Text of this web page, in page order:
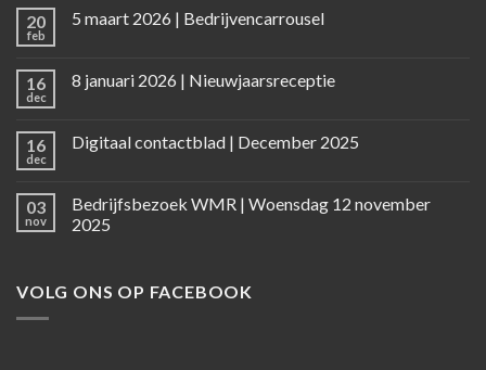
20
feb
5 maart 2026 | Bedrijvencarrousel
16
dec
8 januari 2026 | Nieuwjaarsreceptie
16
dec
Digitaal contactblad | December 2025
03
nov
Bedrijfsbezoek WMR | Woensdag 12 november
2025
VOLG ONS OP FACEBOOK